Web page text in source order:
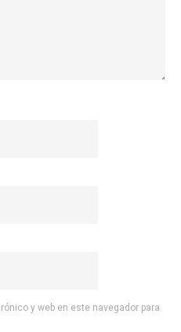
y web en este navegador para